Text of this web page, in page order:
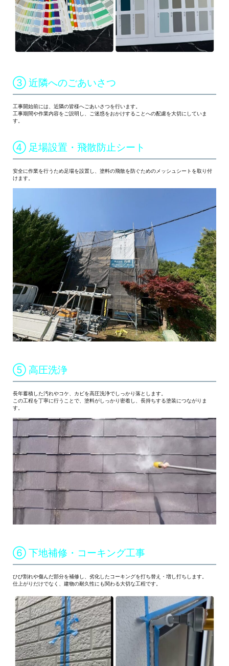
③ 近隣へのごあいさつ
工事開始前には、近隣の皆様へごあいさつを行います。
工事期間や作業内容をご説明し、ご迷惑をおかけすることへの配慮を大切にしていま
す。
④ 足場設置・飛散防止シート
安全に作業を行うため足場を設置し、塗料の飛散を防ぐためのメッシュシートを取り付
けます。
⑤ 高圧洗浄
長年蓄積した汚れやコケ、カビを高圧洗浄でしっかり落とします。
この工程を丁寧に行うことで、塗料がしっかり密着し、長持ちする塗装につながりま
す。
⑥ 下地補修・コーキング工事
ひび割れや傷んだ部分を補修し、劣化したコーキングを打ち替え・増し打ちします。
仕上がりだけでなく、建物の耐久性にも関わる大切な工程です。